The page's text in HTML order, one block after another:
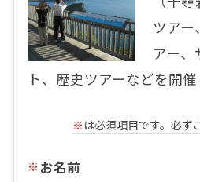
ツア
アー、
ト、歴史ツアーなどを開催
※ は必須項目です。必ず
お名前